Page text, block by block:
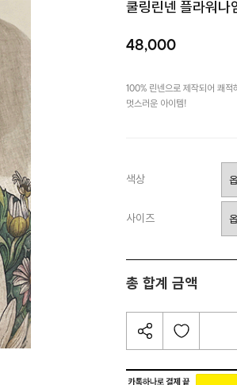
쿨링린넨 플라워나
48,000
100% 린넨으로 제작되어 쾌적
멋스러운 아이템!
색상
사이즈
총 합계 금액